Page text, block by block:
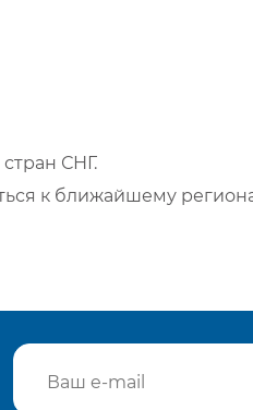
СНГ.
к ближайшему